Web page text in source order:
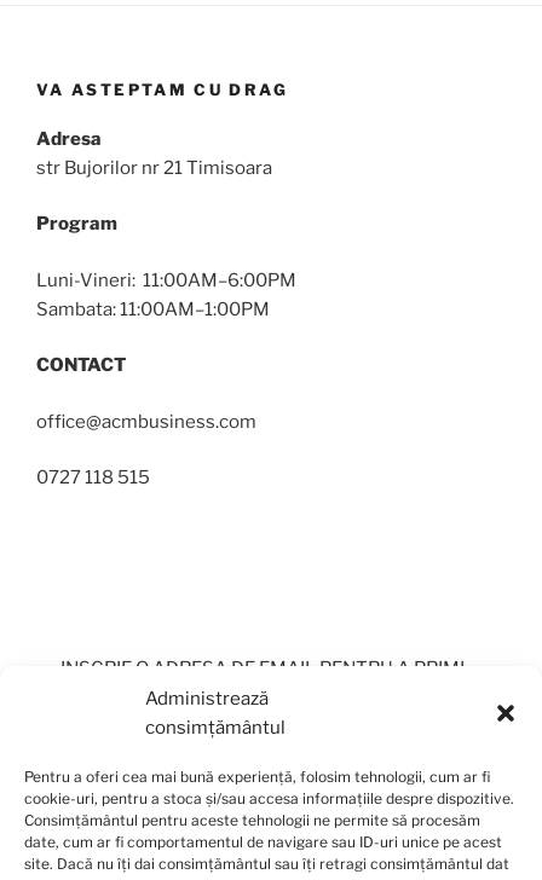
Administrează
consimțământul
Pentru a oferi cea mai bună experiență, folosim tehnologii, cum ar fi
cookie-uri, pentru a stoca și/sau accesa informațiile despre dispozitive.
Consimțământul pentru aceste tehnologii ne permite să procesăm
date, cum ar fi comportamentul de navigare sau ID-uri unice pe acest
site. Dacă nu îți dai consimțământul sau îți retragi consimțământul dat
VA ASTEPTAM CU DRAG
Adresa
str Bujorilor nr 21 Timisoara
Program
Luni-Vineri: 11:00AM–6:00PM
Sambata: 11:00AM–1:00PM
CONTACT
office@acmbusiness.com
0727 118 515
INSCRIE O ADRESA DE EMAIL PENTRU A PRIMI
PERIODIC OFERTE